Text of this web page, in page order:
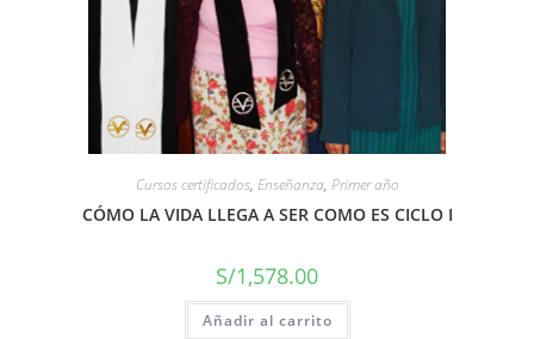
Cursos certificados, Enseñanza, Primer año
CÓMO LA VIDA LLEGA A SER COMO ES CICLO I
S/1,578.00
Añadir al carrito